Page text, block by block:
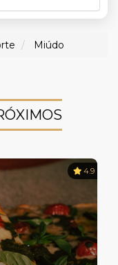
Miúdo
4.9